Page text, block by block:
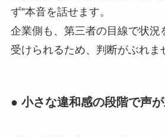
ず”本音を話せます。
企業側も、第三者の目線で状況
受けられるため、判断がぶれま
● 小さな違和感の段階で声